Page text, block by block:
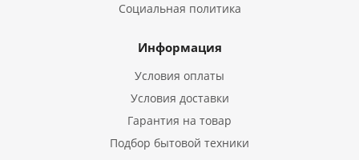
Социальная политика
Информация
Условия оплаты
Условия доставки
Гарантия на товар
Подбор бытовой техники